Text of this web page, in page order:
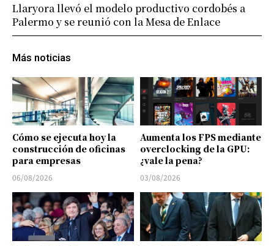
Más noticias
Cómo se ejecuta hoy la
construcción de oficinas
para empresas
06/08/2026
Aumenta los FPS mediante
overclocking de la GPU:
¿vale la pena?
03/08/2026
Llaryora llevó el modelo productivo cordobés a
Palermo y se reunió con la Mesa de Enlace